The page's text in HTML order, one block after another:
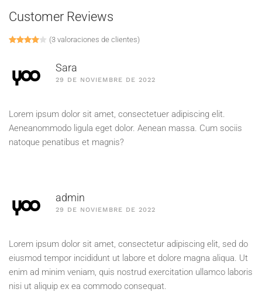
Customer Reviews
Valorado con4.00 de 5 en base a
1(3 valoraciones de clientes)
Sara
29 DE NOVIEMBRE DE 2022
Lorem ipsum dolor sit amet, consectetuer adipiscing elit.
Aeneanommodo ligula eget dolor. Aenean massa. Cum sociis
natoque penatibus et magnis?
admin
29 DE NOVIEMBRE DE 2022
Lorem ipsum dolor sit amet, consectetur adipiscing elit, sed do
eiusmod tempor incididunt ut labore et dolore magna aliqua. Ut
enim ad minim veniam, quis nostrud exercitation ullamco laboris
nisi ut aliquip ex ea commodo consequat.